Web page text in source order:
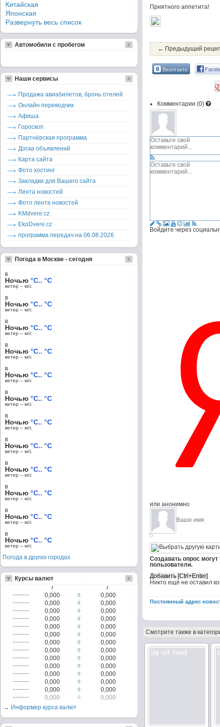
Приятного аппетита!
← Предыдущий
Вконтакте
Комментарии (0)
Войдите через
или анонимно
Создавать опрос
пользователи.
Никто ещё не оставил
Постоянный адрес
Смотрите также в
Китайская
Японская
Развернуть весь список
Автомобили с пробегом
Наши сервисы
Продажа авиабилетов, бронь отелей
Онлайн переводчик
Афиша
Гороскоп
Партнёрская программа
Доска объявлений
Карта сайта
Фото хостинг
Закладки для Вашего сайта
Лента новостей
Фото лента новостей
KMdvere.cz
EkoDvere.cz
программа передач на 06.08.2026
Погода в Москве - сегодня
в
Ночью °C.. °C
ветер – м/c
в
Ночью °C.. °C
ветер – м/c
в
Ночью °C.. °C
ветер – м/c
в
Ночью °C.. °C
ветер – м/c
в
Ночью °C.. °C
ветер – м/c
в
Ночью °C.. °C
ветер – м/c
в
Ночью °C.. °C
ветер – м/c
в
Ночью °C.. °C
ветер – м/c
в
Ночью °C.. °C
ветер – м/c
в
Ночью °C.. °C
ветер – м/c
в
Ночью °C.. °C
ветер – м/c
в
Ночью °C.. °C
ветер – м/c
Погода в других городах
Курсы валют
/ /
0,000 0
0,000
0,000
0
0,000
0,000
0
0,000
0,000
0
0,000
0,000
0
0,000
0,000
0
0,000
0,000
0
0,000
0,000
0
0,000
0,000
0
0,000
0,000
0
0,000
0,000
0
0,000
0,000
0
0,000
0,000
0
0,000
0,000
0
0,000
→ Информер курса валют